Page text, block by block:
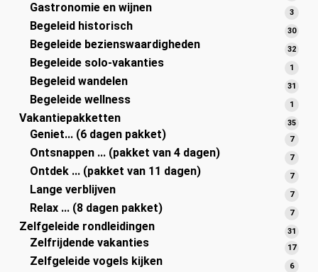
Gastronomie en wijnen 33
Begeleid historisch 3030
Begeleide bezienswaardigheden 3232
Begeleide solo-vakanties 1
Begeleid wandelen 31
Begeleide wellness 1
Vakantiepakketten 3535
Geniet... (6 dagen pakket) 77
Ontsnappen ... (pakket van 4 dagen) 77
Ontdek ... (pakket van 11 dagen) 77
Lange verblijven 77
Relax ... (8 dagen pakket) 77
Zelfgeleide rondleidingen 31
Zelfrijdende vakanties 1717
Zelfgeleide vogels kijken 66